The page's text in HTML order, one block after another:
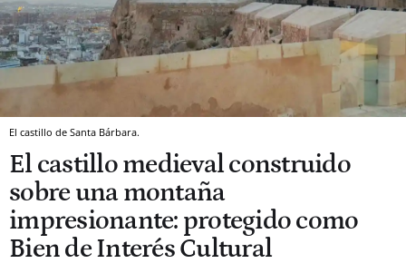
El castillo de Santa Bárbara.
El castillo medieval construido
sobre una montaña
impresionante: protegido como
Bien de Interés Cultural